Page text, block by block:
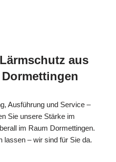
aus
Ausführung und Service –
Sie unsere Stärke im
im Raum Dormettingen.
lassen – wir sind für Sie da.